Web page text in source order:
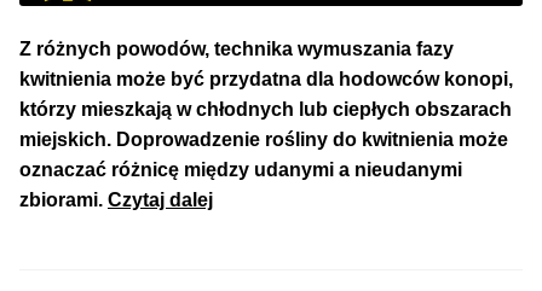
Automaty XXL
Pełnosezonowe XXL
Szybkie Automaty
Z różnych powodów, technika wymuszania fazy
kwitnienia może być przydatna dla hodowców konopi,
którzy mieszkają w chłodnych lub ciepłych obszarach
miejskich. Doprowadzenie rośliny do kwitnienia może
oznaczać różnicę między udanymi a nieudanymi
zbiorami. Czytaj dalejJak